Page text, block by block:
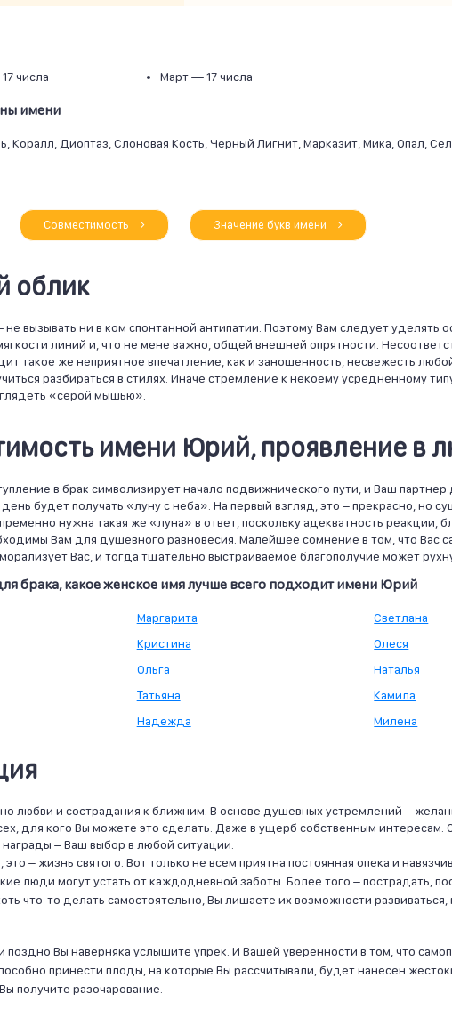
17 числа Март —17 числа
имени
Коралл, Диоптаз, Слоновая Кость, Черный Лигнит, Марказит, Мика, Опал,
Совместимость Значение букв имени
облик
не вызывать ни в ком спонтанной антипатии. Поэтому Вам следует уделять
линий и, что не мене важно, общей внешней опрятности.
такое же неприятное впечатление, как и заношенность, несвежесть
разбираться в стилях. Иначе стремление к некоему усредненному
«серой мышью».
имени Юрий, проявление в
в брак символизирует начало подвижнического пути, и Ваш партнер
будет получать «луну с неба». На первый взгляд, это – прекрасно, но
нужна такая же «луна» в ответ, поскольку адекватность реакции,
Вам для душевного равновесия. Малейшее сомнение в том, что Вас
Вас, и тогда тщательно выстраиваемое благополучие может
брака, какое женское имя лучше всего подходит имени Юрий
Маргарита
Кристина
Ольга
Татьяна
Надежда
Светлана
Олеся
Наталья
Камила
Милена
любви и сострадания к ближним. В основе душевных устремлений –
для кого Вы можете это сделать. Даже в ущерб собственным интересам.
награды – Ваш выбор в любой ситуации.
– жизнь святого. Вот только не всем приятна постоянная опека и
люди могут устать от каждодневной заботы. Более того – пострадать,
что-то делать самостоятельно, Вы лишаете их возможности развиваться,
поздно Вы наверняка услышите упрек. И Вашей уверенности в том, что
принести плоды, на которые Вы рассчитывали, будет нанесен
получите разочарование.